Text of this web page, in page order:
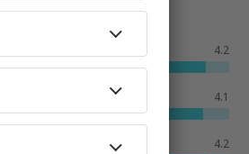
4.2
Warteraum: 4.1
Geschäfte: 4.2